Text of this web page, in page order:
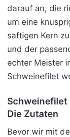
darauf an, die
um eine
saftigen Kern
und der
echter Meister
Schweinefilet
Schweinefilet
Die Zutaten
Bevor wir mit